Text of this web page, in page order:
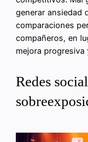
generar ansiedad
comparaciones
compañeros, en
mejora progresiva
Redes